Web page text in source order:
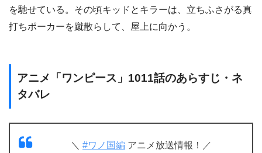
を馳せている。その頃キッドとキラーは、立ちふさがる真
打ちポーカーを蹴散らして、屋上に向かう。
アニメ「ワンピース」1011話のあらすじ・ネ
タバレ
＼ #ワノ国編 アニメ放送情報！／